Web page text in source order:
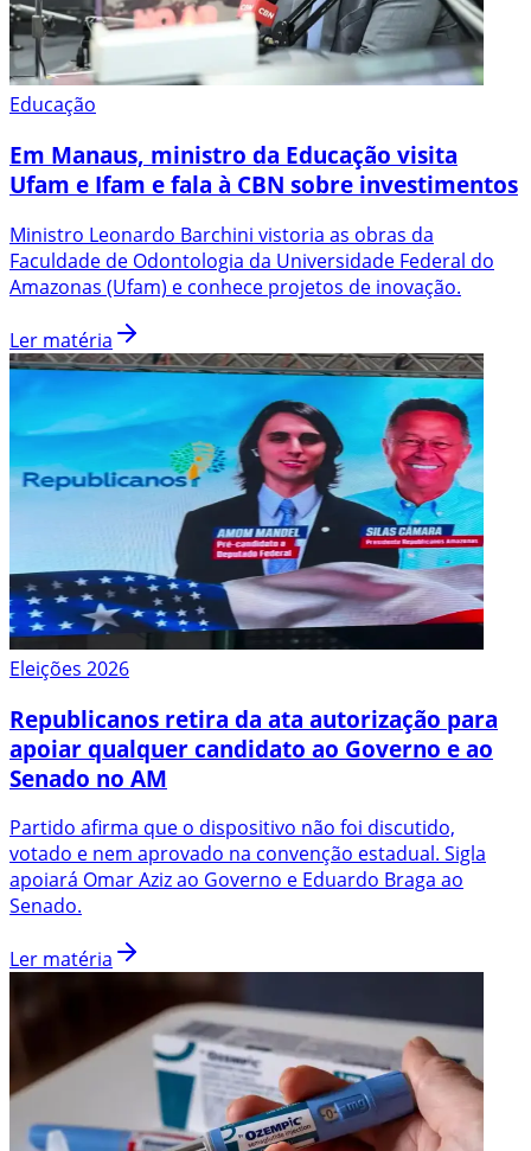
Educação
Em Manaus, ministro da Educação visita
Ufam e Ifam e fala à CBN sobre investimentos
Ministro Leonardo Barchini vistoria as obras da
Faculdade de Odontologia da Universidade Federal do
Amazonas (Ufam) e conhece projetos de inovação.
Ler matéria
Eleições 2026
Republicanos retira da ata autorização para
apoiar qualquer candidato ao Governo e ao
Senado no AM
Partido afirma que o dispositivo não foi discutido,
votado e nem aprovado na convenção estadual. Sigla
apoiará Omar Aziz ao Governo e Eduardo Braga ao
Senado.
Ler matéria